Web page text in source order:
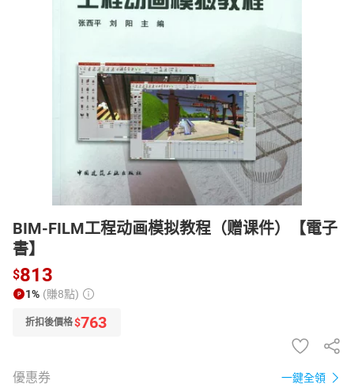
化妝保養
電子/紙本書
HOT
BIM-FILM工程动画模拟教程（赠课件）【電子
書】
$813
1% (賺8點)
折扣後價格$763
優惠券 一鍵全領